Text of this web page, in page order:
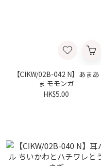
【CIKW/02B-042 N】あまあ
ま モモンガ
HK$5.00